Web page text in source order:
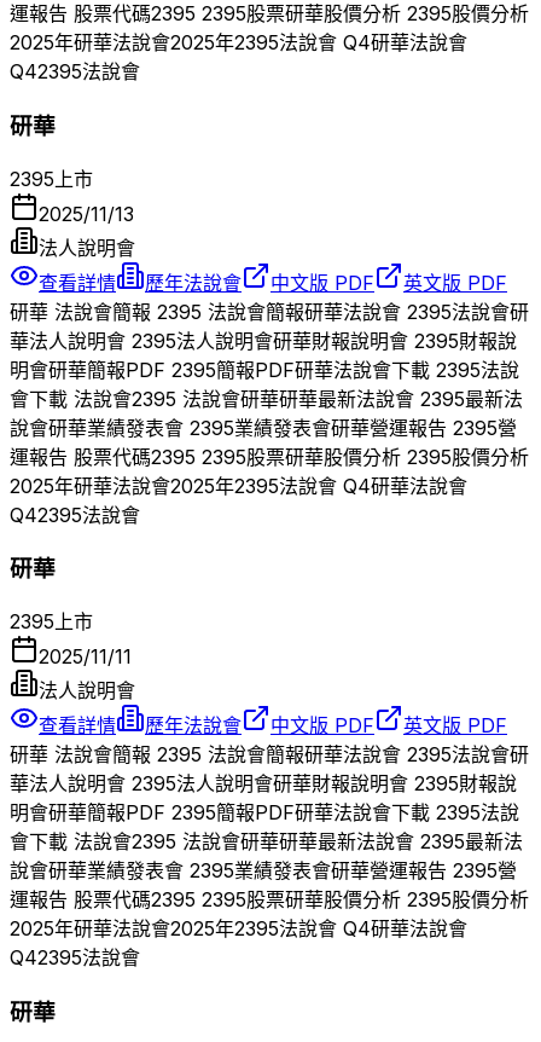
運報告 股票代碼2395 2395股票研華股價分析 2395股價分析
2025年研華法說會2025年2395法說會 Q4研華法說會
Q42395法說會
研華
2395 上市
2025/11/13
法人說明會
查看詳情
歷年法說會 中文版 PDF
英文版 PDF
研華 法說會簡報 2395 法說會簡報研華法說會 2395法說會研
華法人說明會 2395法人說明會研華財報說明會 2395財報說
明會研華簡報PDF 2395簡報PDF研華法說會下載 2395法說
會下載 法說會2395 法說會研華研華最新法說會 2395最新法
說會研華業績發表會 2395業績發表會研華營運報告 2395營
運報告 股票代碼2395 2395股票研華股價分析 2395股價分析
2025年研華法說會2025年2395法說會 Q4研華法說會
Q42395法說會
研華
2395上市
2025/11/11
法人說明會
查看詳情
歷年法說會 中文版 PDF
英文版 PDF
研華 法說會簡報 2395 法說會簡報研華法說會 2395法說會研
華法人說明會 2395法人說明會研華財報說明會 2395財報說
明會研華簡報PDF 2395簡報PDF研華法說會下載 2395法說
會下載 法說會2395 法說會研華研華最新法說會 2395最新法
說會研華業績發表會 2395業績發表會研華營運報告 2395營
運報告 股票代碼2395 2395股票研華股價分析 2395股價分析
2025年研華法說會2025年2395法說會 Q4研華法說會
Q42395法說會
研華